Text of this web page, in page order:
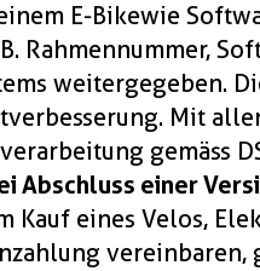
E-Bike wie
Rahmennummer,
weitergegeben.
Mit
gemäss
Abschluss einer
Kauf eines Velos,